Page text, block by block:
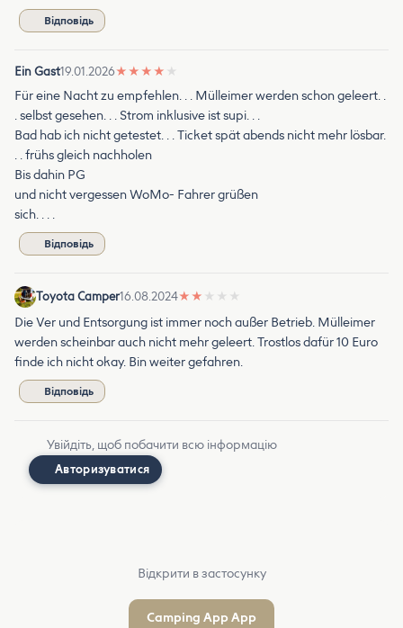
Відповідь
Ein Gast19.01.2026★ ★ ★ ★ ★
Für eine Nacht zu empfehlen. . . Mülleimer werden schon geleert. .
. selbst gesehen. . . Strom inklusive ist supi. . .
Bad hab ich nicht getestet. . . Ticket spät abends nicht mehr lösbar.
. . frühs gleich nachholen
Bis dahin PG
und nicht vergessen WoMo- Fahrer grüßen
sich. . . .
Відповідь
Toyota Camper16.08.2024★ ★ ★ ★ ★
Die Ver und Entsorgung ist immer noch außer Betrieb. Mülleimer
werden scheinbar auch nicht mehr geleert. Trostlos dafür 10 Euro
finde ich nicht okay. Bin weiter gefahren.
Відповідь
Увійдіть, щоб побачити всю інформацію
Авторизуватися
Відкрити в застосунку
Camping App App